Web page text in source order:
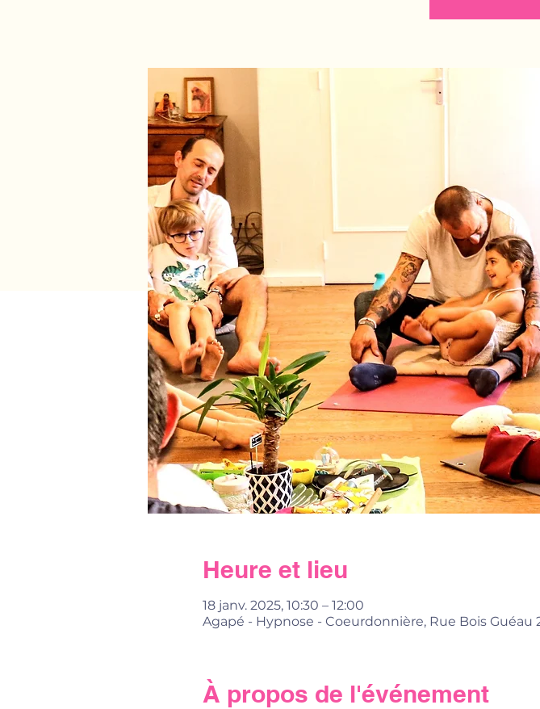
Heure et lieu
18 janv. 2025, 10:30 – 12:00
Agapé - Hypnose - Coeurdonnière, Rue Bois Guéau
À propos de l'événement